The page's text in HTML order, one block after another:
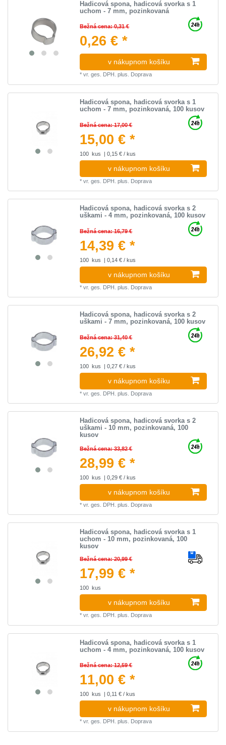
Hadicová spona, hadicová svorka s 1
uchom - 7 mm, pozinkovaná
Bežná cena: 0,31 €
0,26 € *
v nákupnom košíku
*vr. ges. DPH. plus. Doprava
Hadicová spona, hadicová svorka s 1
uchom - 7 mm, pozinkovaná, 100 kusov
Bežná cena: 17,00 €
15,00 € *
100 kus | 0,15 € / kus
v nákupnom košíku
*vr. ges. DPH. plus. Doprava
Hadicová spona, hadicová svorka s 2
uškami - 4 mm, pozinkovaná, 100 kusov
Bežná cena: 16,79 €
14,39 € *
100 kus | 0,14 € / kus
v nákupnom košíku
*vr. ges. DPH. plus. Doprava
Hadicová spona, hadicová svorka s 2
uškami - 7 mm, pozinkovaná, 100 kusov
Bežná cena: 31,40 €
26,92 € *
100 kus | 0,27 € / kus
v nákupnom košíku
*vr. ges. DPH. plus. Doprava
Hadicová spona, hadicová svorka s 2
uškami - 10 mm, pozinkovaná, 100
kusov
Bežná cena: 33,82 €
28,99 € *
100 kus | 0,29 € / kus
v nákupnom košíku
*vr. ges. DPH. plus. Doprava
Hadicová spona, hadicová svorka s 1
uchom - 10 mm, pozinkovaná, 100
kusov
Bežná cena: 20,99 €
17,99 € *
100 kus
v nákupnom košíku
*vr. ges. DPH. plus. Doprava
Hadicová spona, hadicová svorka s 1
uchom - 4 mm, pozinkovaná, 100 kusov
Bežná cena: 12,59 €
11,00 € *
100 kus | 0,11 € / kus
v nákupnom košíku
*vr. ges. DPH. plus. Doprava